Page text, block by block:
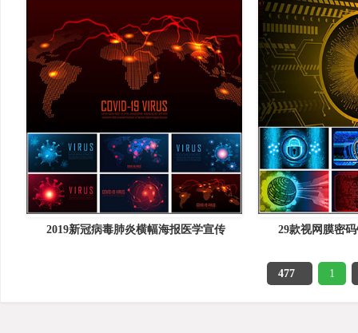
2019新冠病毒肺炎横幅海报医学宣传 29款视网膜密
477 1